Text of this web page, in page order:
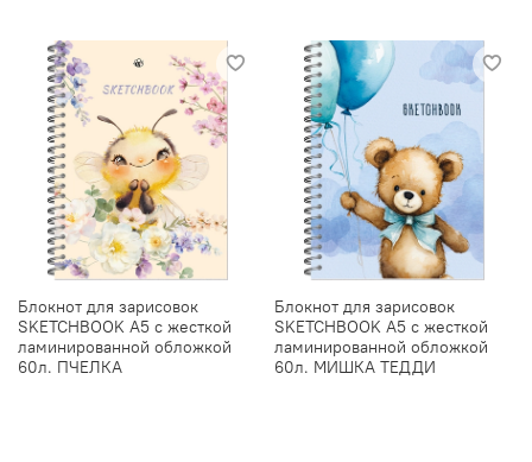
Блокнот для зарисовок
SKETCHBOOK А5 с жесткой
ламинированной обложкой
60л. ПЧЕЛКА
Блокнот для зарисовок
SKETCHBOOK А5 с жесткой
ламинированной обложкой
60л. МИШКА ТЕДДИ